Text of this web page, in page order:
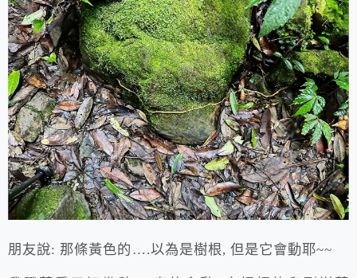
朋友說: 那條黃色的….以為是樹根, 但是它會動耶~~